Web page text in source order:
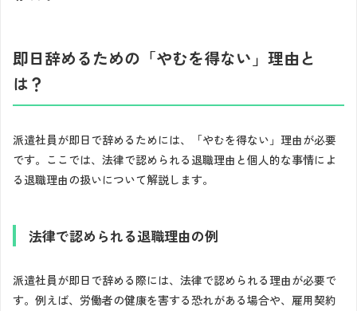
即日辞めるための「やむを得ない」理由と
は？
派遣社員が即日で辞めるためには、「やむを得ない」理由が必要
です。ここでは、法律で認められる退職理由と個人的な事情によ
る退職理由の扱いについて解説します。
法律で認められる退職理由の例
派遣社員が即日で辞める際には、法律で認められる理由が必要で
す。例えば、労働者の健康を害する恐れがある場合や、雇用契約